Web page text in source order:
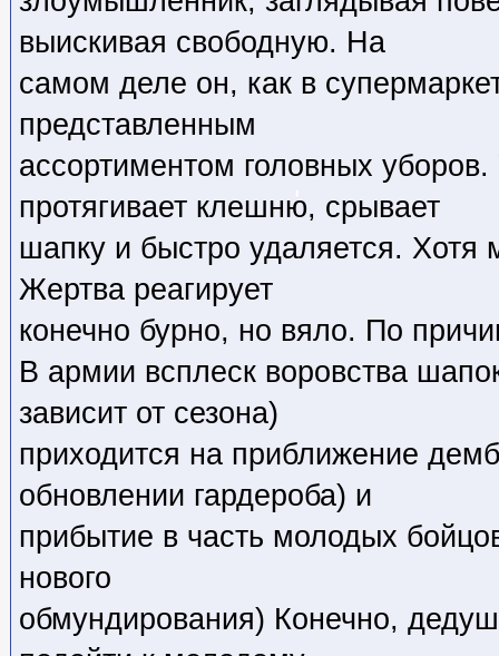
выискивая свободную. На
самом деле он, как в
представленным
ассортиментом головных
протягивает клешню, срывает
шапку и быстро удаляется. Хотя
Жертва реагирует
конечно бурно, но вяло. По
В армии всплеск воровства
зависит от сезона)
приходится на приближение
обновлении гардероба) и
прибытие в часть молодых
нового
обмундирования) Конечно,